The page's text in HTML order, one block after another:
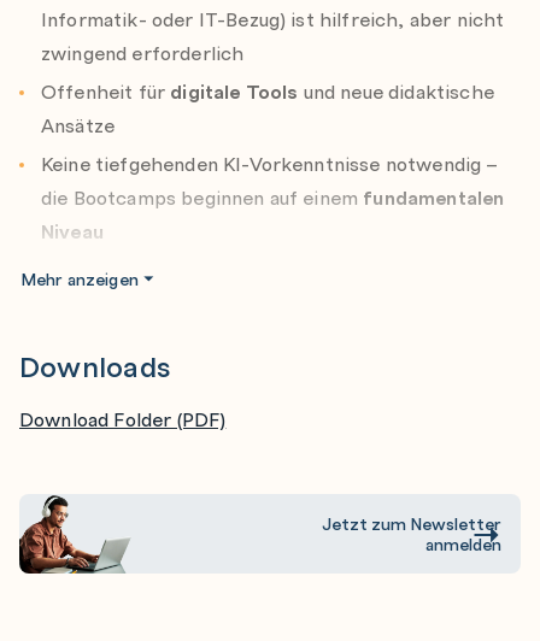
Informatik- oder IT-Bezug) ist hilfreich, aber nicht
zwingend erforderlich
Offenheit für digitale Tools und neue didaktische
Ansätze
Keine tiefgehenden KI-Vorkenntnisse notwendig –
die Bootcamps beginnen auf einem fundamentalen
Niveau
Mehr anzeigen
Downloads
Download Folder (PDF)
Jetzt zum Newsletter
anmelden